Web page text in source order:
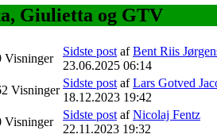
Giulietta og GTV
Visninger
Sidste post afBent Riis
23.06.2025 06:14
Visninger
Sidste post afLars Gotved
18.12.2023 19:42
Visninger
Sidste post afNicolaj Fentz
22.11.2023 19:32